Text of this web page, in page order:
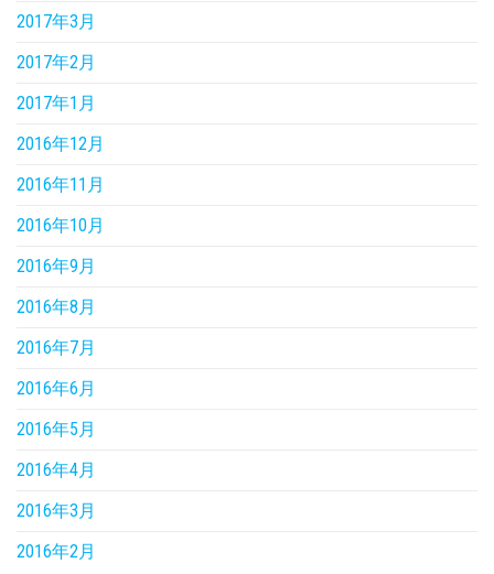
2017年3月
2017年2月
2017年1月
2016年12月
2016年11月
2016年10月
2016年9月
2016年8月
2016年7月
2016年6月
2016年5月
2016年4月
2016年3月
2016年2月